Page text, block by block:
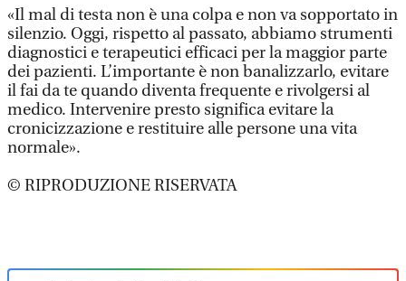
«Il mal di testa non è una colpa e non va sopportato in
silenzio. Oggi, rispetto al passato, abbiamo strumenti
diagnostici e terapeutici efficaci per la maggior parte
dei pazienti. L’importante è non banalizzarlo, evitare
il fai da te quando diventa frequente e rivolgersi al
medico. Intervenire presto significa evitare la
cronicizzazione e restituire alle persone una vita
normale».
© RIPRODUZIONE RISERVATA